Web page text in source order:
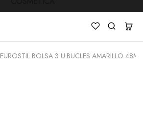
EUROSTIL BOLSA 3 U.BUCLES AMARILLO